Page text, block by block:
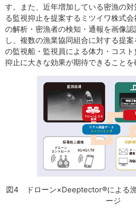
す。また、近年増加している密漁の
る監視抑止を提案するミツイワ株式
の解析・密漁者の検知・通報を画像
し、複数の漁業協同組合に対する提
の監視船・監視員による体力・コス
抑止に大きな効果が期待できることを
図4 ドローン×Deeptector®による漁
ージ